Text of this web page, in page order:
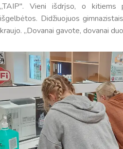
„TAIP". Vieni išdrįso, o kitiems
išgelbėtos. Didžiuojuos
kraujo. „Dovanai gavote, dovanai
Virtualus asistentas
Sveiki! Taip, aš esu virtualus.
suteikia man galimybę ne tik
dar tobulai atsimenu visą šioje
informaciją. Jei visgi man pritrūks
Jums reikiamus kontaktus, kur